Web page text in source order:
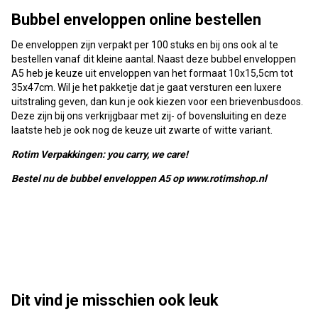
Bubbel enveloppen online bestellen
De enveloppen zijn verpakt per 100 stuks en bij ons ook al te
bestellen vanaf dit kleine aantal. Naast deze bubbel enveloppen
A5 heb je keuze uit enveloppen van het formaat 10x15,5cm tot
35x47cm. Wil je het pakketje dat je gaat versturen een luxere
uitstraling geven, dan kun je ook kiezen voor een brievenbusdoos.
Deze zijn bij ons verkrijgbaar met zij- of bovensluiting en deze
laatste heb je ook nog de keuze uit zwarte of witte variant.
Rotim Verpakkingen: you carry, we care!
Bestel nu de bubbel enveloppen A5 op www.rotimshop.nl
Dit vind je misschien ook leuk